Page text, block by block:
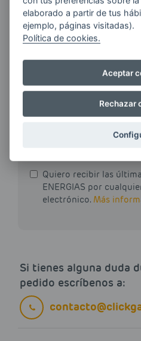
LAS
ÚLTIMAS
E-MAIL
Quiero recibir las
ENERGIAS por
electrónico. Más
Si tienes alguna duda
pedido escríbenos a:
elaborado a partir de tus
ejemplo, páginas visitadas).
Política de cookies.
Aceptar
Rechazar